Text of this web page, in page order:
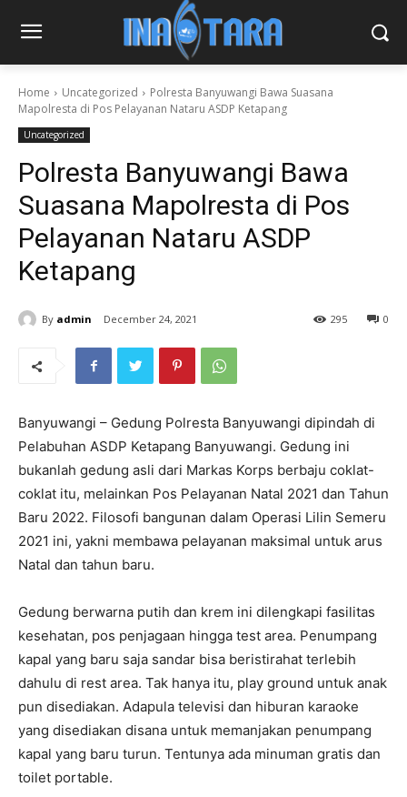
Home Uncategorized
Polresta Banyuwangi Bawa Suasana
Mapolresta di Pos Pelayanan Nataru ASDP Ketapang
Uncategorized
Polresta Banyuwangi Bawa
Suasana Mapolresta di Pos
Pelayanan Nataru ASDP
Ketapang
By admin December 24, 2021 0
295
Banyuwangi – Gedung Polresta Banyuwangi dipindah di
Pelabuhan ASDP Ketapang Banyuwangi. Gedung ini
bukanlah gedung asli dari Markas Korps berbaju coklat-
coklat itu, melainkan Pos Pelayanan Natal 2021 dan Tahun
Baru 2022. Filosofi bangunan dalam Operasi Lilin Semeru
2021 ini, yakni membawa pelayanan maksimal untuk arus
Natal dan tahun baru.
Gedung berwarna putih dan krem ini dilengkapi fasilitas
kesehatan, pos penjagaan hingga test area. Penumpang
kapal yang baru saja sandar bisa beristirahat terlebih
dahulu di rest area. Tak hanya itu, play ground untuk anak
pun disediakan. Adapula televisi dan hiburan karaoke
yang disediakan disana untuk memanjakan penumpang
kapal yang baru turun. Tentunya ada minuman gratis dan
toilet portable.